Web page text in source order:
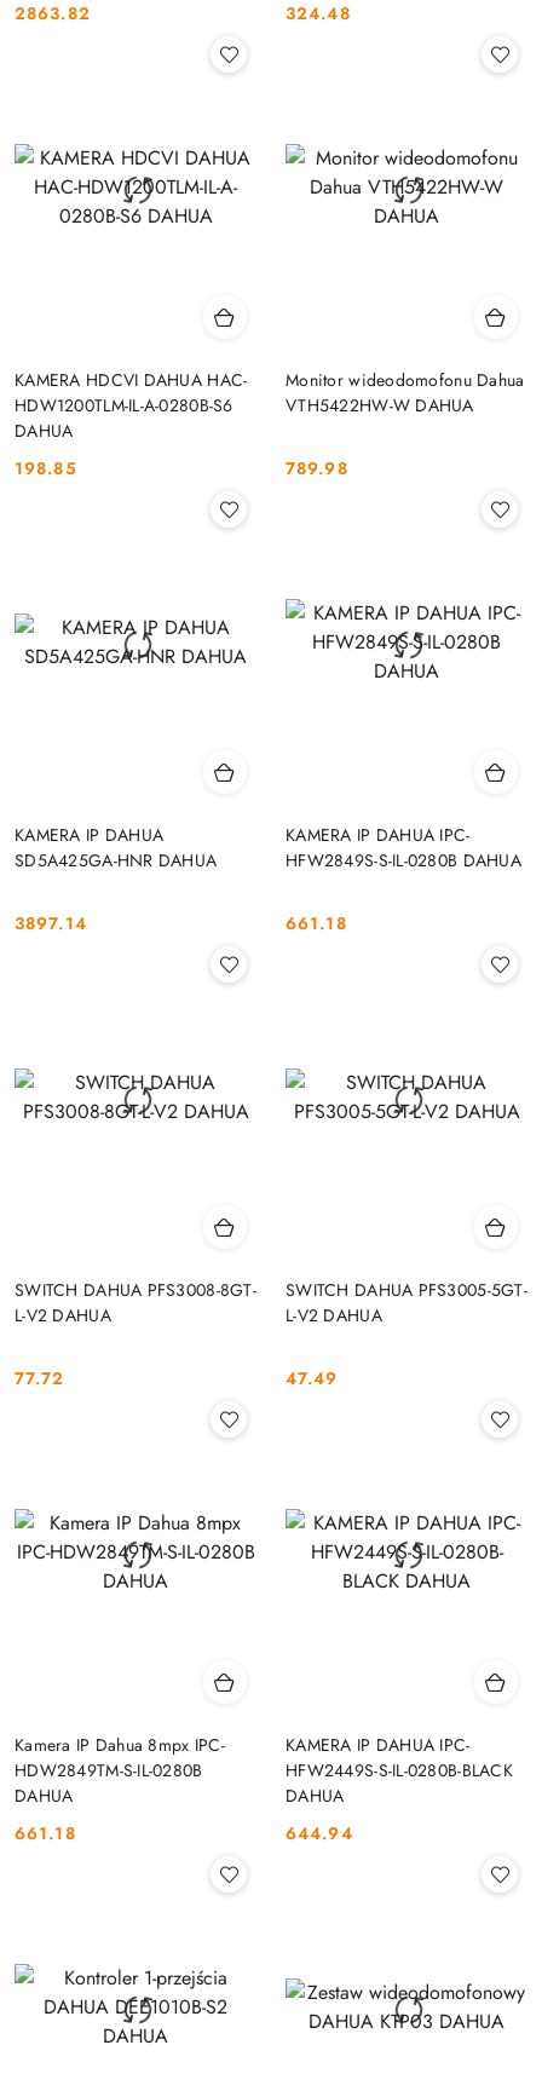
Cena:
2863.82 Cena:
324.48
KAMERA HDCVI DAHUA HAC-
HDW1200TLM-IL-A-0280B-S6
DAHUA
Cena:
198.85
Monitor wideodomofonu Dahua
VTH5422HW-W DAHUA
Cena:
789.98
KAMERA IP DAHUA
SD5A425GA-HNR DAHUA
Cena:
3897.14
KAMERA IP DAHUA IPC-
HFW2849S-S-IL-0280B DAHUA
Cena:
661.18
SWITCH DAHUA PFS3008-8GT-
L-V2 DAHUA
Cena:
77.72
SWITCH DAHUA PFS3005-5GT-
L-V2 DAHUA
Cena:
47.49
Kamera IP Dahua 8mpx IPC-
HDW2849TM-S-IL-0280B
DAHUA
Cena:
661.18
KAMERA IP DAHUA IPC-
HFW2449S-S-IL-0280B-BLACK
DAHUA
Cena:
644.94